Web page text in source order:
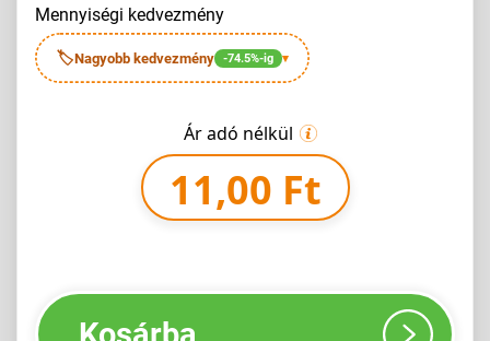
mennyiségi kedvezmény
🏷Nagyobb kedvezmény -74.5%-ig ▾
Ár adó nélkül
11,00 Ft